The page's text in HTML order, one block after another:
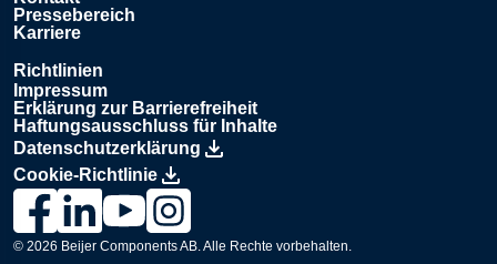
Pressebereich
Karriere
Richtlinien
Impressum
Erklärung zur Barrierefreiheit
Haftungsausschluss für Inhalte
Datenschutzerklärung
Cookie-Richtlinie
Link zur Lesjöfors-Seite auf Facebook., Opens in a new
Link zur Lesjöfors-Seite auf LinkedIn., Opens in a new
Link zum Lesjöfors-Kanal auf YouTube., Opens
Link zur Lesjöfors-Seite auf Instagram.,
© 2026 Beijer Components AB. Alle Rechte vorbehalten.